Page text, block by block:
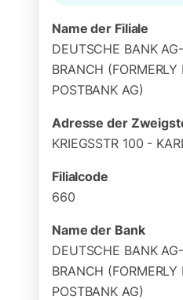
Name der Filiale
DEUTSCHE BANK
BRANCH (FORMERLY
POSTBANK AG)
Adresse der
KRIEGSSTR 100 -
Filialcode
660
Name der Bank
DEUTSCHE BANK
BRANCH (FORMERLY
POSTBANK AG)